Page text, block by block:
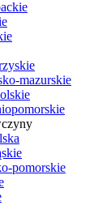
mazurskie
pomorskie